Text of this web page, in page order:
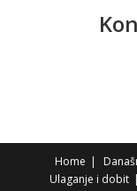
Home
Ulaganje i dobit